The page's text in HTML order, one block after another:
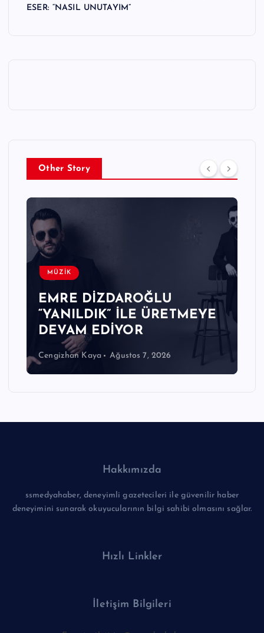
ESER: “NASIL UNUTAYIM”
Other Story
MÜZİK
EMRE DİZDAROĞLU
“YANILDIK” İLE ÜRETMEYE
DEVAM EDİYOR
Cengizhan Kaya Ağustos 7, 2026
Hakkımızda
ssmedyahaber, deneyimli gazetecileri ile güvenilir haber
deneyimini sunarak okuyucularının bilgi sahibi olmasını sağlar.
Hızlı Linkler
İletişim Bilgileri